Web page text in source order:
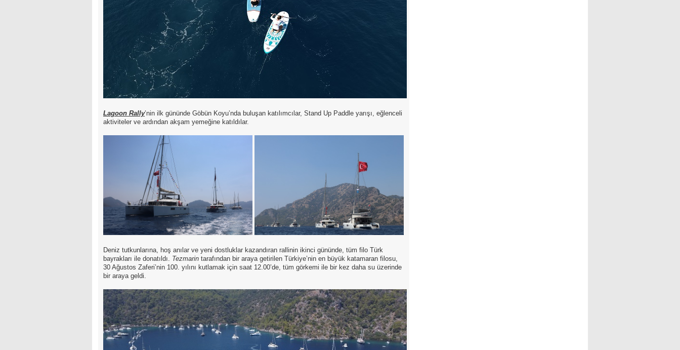
Lagoon Rally’nin ilk gününde Göbün Koyu’nda buluşan katılımcılar, Stand Up Paddle yarışı, eğlenceli
aktiviteler ve ardından akşam yemeğine katıldılar.
Deniz tutkunlarına, hoş anılar ve yeni dostluklar kazandıran rallinin ikinci gününde, tüm filo Türk
bayrakları ile donatıldı. Tezmarin tarafından bir araya getirilen Türkiye’nin en büyük katamaran filosu,
30 Ağustos Zaferi’nin 100. yılını kutlamak için saat 12.00’de, tüm görkemi ile bir kez daha su üzerinde
bir araya geldi.